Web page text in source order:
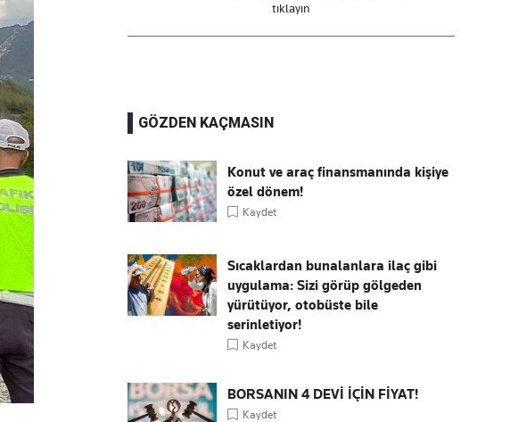
tıklayın
GÖZDEN KAÇMASIN
Konut ve araç finansmanında kişiye
özel dönem!
Kaydet
Sıcaklardan bunalanlara ilaç gibi
uygulama: Sizi görüp gölgeden
yürütüyor, otobüste bile
serinletiyor!
Kaydet
BORSANIN 4 DEVİ İÇİN FİYAT!
Kaydet